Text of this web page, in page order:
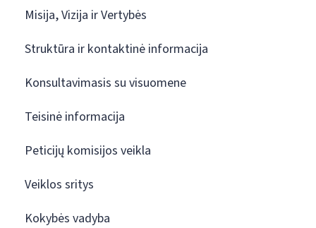
Misija, Vizija ir Vertybės
Struktūra ir kontaktinė informacija
Konsultavimasis su visuomene
Teisinė informacija
Peticijų komisijos veikla
Veiklos sritys
Kokybės vadyba